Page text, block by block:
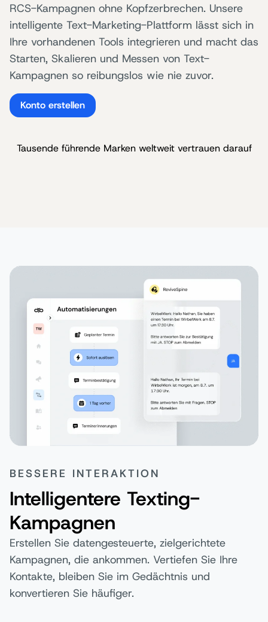
RCS-Kampagnen ohne Kopfzerbrechen. Unsere
intelligente Text-Marketing-Plattform lässt sich in
Ihre vorhandenen Tools integrieren und macht das
Starten, Skalieren und Messen von Text-
Kampagnen so reibungslos wie nie zuvor.
Konto erstellen
Tausende führende Marken weltweit vertrauen darauf
BESSERE INTERAKTION
Intelligentere Texting-
Kampagnen
Erstellen Sie datengesteuerte, zielgerichtete
Kampagnen, die ankommen. Vertiefen Sie Ihre
Kontakte, bleiben Sie im Gedächtnis und
konvertieren Sie häufiger.